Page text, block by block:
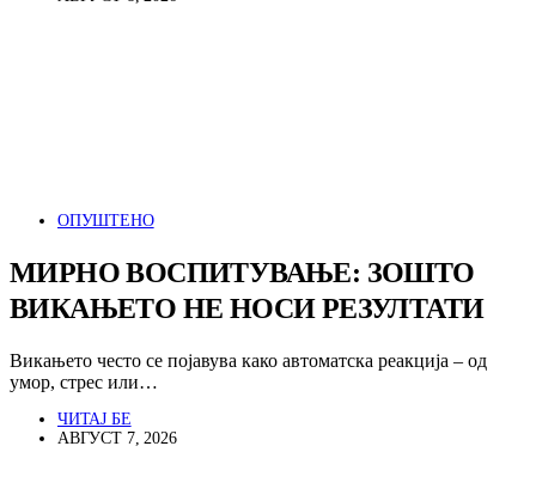
ОПУШТЕНО
МИРНО ВОСПИТУВАЊЕ: ЗОШТО
ВИКАЊЕТО НЕ НОСИ РЕЗУЛТАТИ
Викањето често се појавува како автоматска реакција – од
умор, стрес или…
ЧИТАЈ БЕ
АВГУСТ 7, 2026